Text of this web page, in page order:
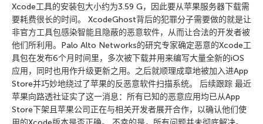
Xcode工具的安装包大小约为3.59 G，因此要从苹果服务器下载需
要耗费很长的时间。 XcodeGhost背后的犯罪分子需要做的就是让
非官方工具包感染智能且隐蔽的恶意软件，从而让合法的开发者被
他们所利用。Palo Alto Networks的研究专家确定恶意的Xcode工
具包在发布6个月时间里，多次被下载并用来编写大量全新的iOS
应用，同时也用作升级更新之用。之后就顺理成章地被加入进App
Store并巧妙地绕过了苹果的反恶意软件扫描系统。 后续跟踪 最近
苹果向路透社证实了这一消息：所有已知的恶意应用均已从App
Store下架且苹果公司正在与相关开发者展开合作，以确认他们使